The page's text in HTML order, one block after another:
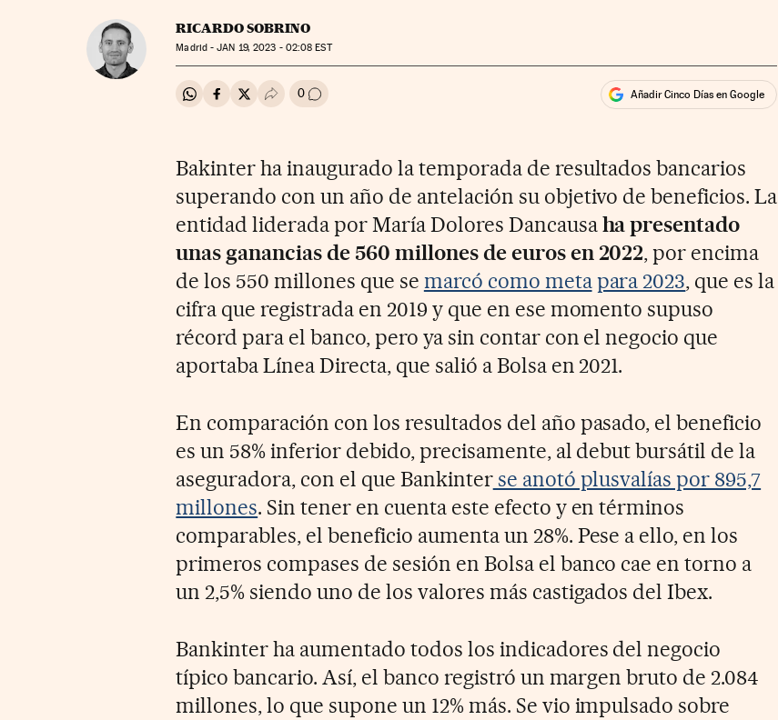
RICARDO SOBRINO
Madrid -JAN 19, 2023 - 02:08 EST
Compartir en Whatsapp
Compartir en Facebook
Compartir en Twitter
Desplegar Redes Sociales
0 Ir a los comentarios Añadir Cinco Días en Google
Bakinter ha inaugurado la temporada de resultados bancarios
superando con un año de antelación su objetivo de beneficios. La
entidad liderada por María Dolores Dancausaha presentado
unas ganancias de 560 millones de euros en 2022, por encima
de los 550 millones que se marcó como metapara 2023, que es la
cifra que registrada en 2019 y que en ese momento supuso
récord para el banco, pero ya sin contar con el negocio que
aportaba Línea Directa, que salió a Bolsa en 2021.
En comparación con los resultados del año pasado, el beneficio
es un 58% inferior debido, precisamente, al debut bursátil de la
aseguradora, con el que Bankinterse anotó plusvalías por 895,7
millones. Sin tener en cuenta este efecto y en términos
comparables, el beneficio aumenta un 28%. Pese a ello, en los
primeros compases de sesión en Bolsa el banco cae en torno a
un 2,5% siendo uno de los valores más castigados del Ibex.
Bankinter ha aumentado todos los indicadores del negocio
típico bancario. Así, el banco registró un margen bruto de 2.084
millones, lo que supone un 12% más. Se vio impulsado sobre